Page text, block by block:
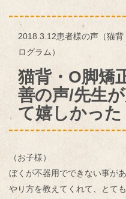
2018.3.12患者様の声（猫
ログラム）
猫背・O脚矯
善の声/先生
て嬉しかった
（お子様）
ぼくが不器用でできない事が
やり方を教えてくれて、とて